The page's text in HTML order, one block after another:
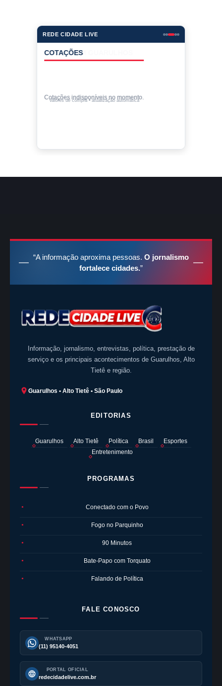
REDE CIDADE LIVE
COTAÇÕES
Cotações indisponíveis no momento.
Valores de compra • atualização automática
“A informação aproxima pessoas. O jornalismo
fortalece cidades.”
Informação, jornalismo, entrevistas, política, prestação de
serviço e os principais acontecimentos de Guarulhos, Alto
Tietê e região.
Guarulhos • Alto Tietê • São Paulo
EDITORIAS
Guarulhos Alto Tietê Política Brasil
Esportes
Entretenimento
PROGRAMAS
● Conectado com o Povo
● Fogo no Parquinho
● 90 Minutos
● Bate-Papo com Torquato
● Falando de Política
FALE CONOSCO
WHATSAPP
(11) 95140-4051
PORTAL OFICIAL
redecidadelive.com.br